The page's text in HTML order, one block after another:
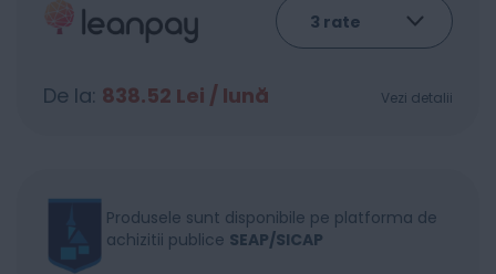
De la: 838.52 Lei / lună Vezi detalii
Produsele sunt disponibile pe platforma de
achizitii publice SEAP/SICAP